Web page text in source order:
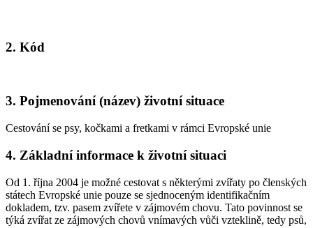
2. Kód
3. Pojmenování (název) životní situace
Cestování se psy, kočkami a fretkami v rámci Evropské unie
4. Základní informace k životní situaci
Od 1. října 2004 je možné cestovat s některými zvířaty po členských
státech Evropské unie pouze se sjednoceným identifikačním
dokladem, tzv. pasem zvířete v zájmovém chovu. Tato povinnost se
týká zvířat ze zájmových chovů vnímavých vůči vzteklině, tedy psů,